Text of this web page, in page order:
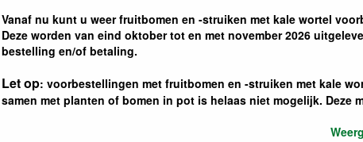
Vanaf nu kunt u weer fruitbomen en -struiken met kale wortel
Deze worden van eind oktober tot en met november 2026
bestelling en/of betaling.
Let op: voorbestellingen met fruitbomen en -struiken met kale
samen met planten of bomen in pot is helaas niet mogelijk. Deze